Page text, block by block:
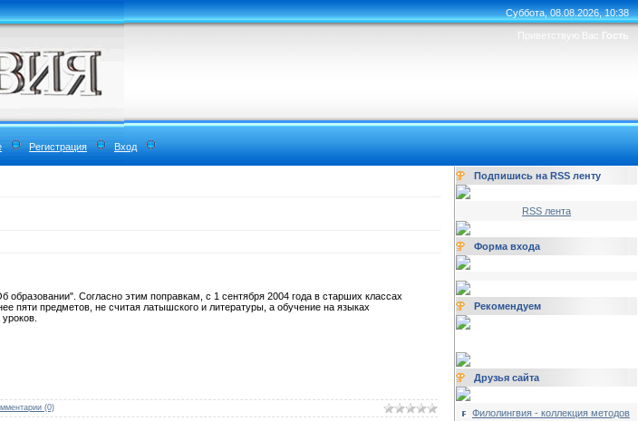
Суббота, 08.08.2026, 10:38
Приветствую Вас Гость
Регистрация Вход
образовании". Согласно этим поправкам, с 1 сентября 2004 года в старших классах
пяти предметов, не считая латышского и литературы, а обучение на языках
(0)
Подпишись на RSS ленту
RSS лента
Форма входа
Рекомендуем
Друзья сайта
Филолингвия - коллекция методов